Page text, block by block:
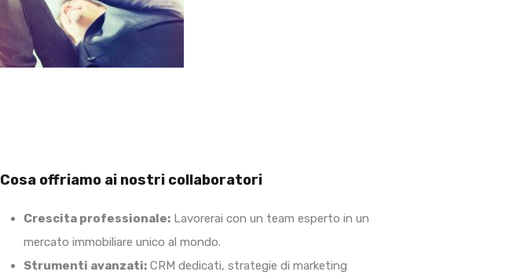
Cosa offriamo ai nostri collaboratori
Crescita professionale: Lavorerai con un team esperto in un
mercato immobiliare unico al mondo.
Strumenti avanzati: CRM dedicati, strategie di marketing